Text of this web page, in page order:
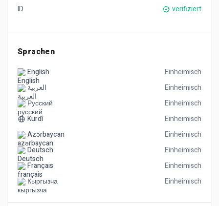
ID verifiziert
Sprachen
English
Einheimisch
العربية
Einheimisch
Русский
Einheimisch
Kurdî
Einheimisch
Azərbaycan
Einheimisch
Deutsch
Einheimisch
Français
Einheimisch
Кыргызча
Einheimisch